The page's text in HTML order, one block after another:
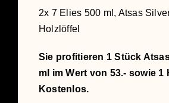
2x 7 Elies 500 ml, Atsas
Holzlöffel
Sie profitieren 1 Stück
ml im Wert von 53.- sowie 1
Kostenlos.